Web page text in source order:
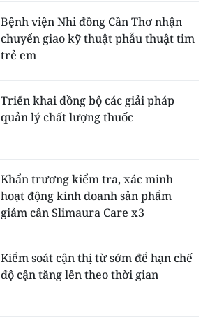
Bệnh viện Nhi đồng Cần Thơ nhận
chuyển giao kỹ thuật phẫu thuật tim
trẻ em
Triển khai đồng bộ các giải pháp
quản lý chất lượng thuốc
Khẩn trương kiểm tra, xác minh
hoạt động kinh doanh sản phẩm
giảm cân Slimaura Care x3
Kiểm soát cận thị từ sớm để hạn chế
độ cận tăng lên theo thời gian